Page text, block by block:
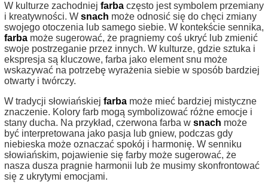
W kulturze zachodniej farba często jest symbolem przemiany
i kreatywności. W snach może odnosić się do chęci zmiany
swojego otoczenia lub samego siebie. W kontekście sennika,
farba może sugerować, że pragniemy coś ukryć lub zmienić
swoje postrzeganie przez innych. W kulturze, gdzie sztuka i
ekspresja są kluczowe, farba jako element snu może
wskazywać na potrzebę wyrażenia siebie w sposób bardziej
otwarty i twórczy.
W tradycji słowiańskiej farba może mieć bardziej mistyczne
znaczenie. Kolory farb mogą symbolizować różne emocje i
stany ducha. Na przykład, czerwona farba w snach może
być interpretowana jako pasja lub gniew, podczas gdy
niebieska może oznaczać spokój i harmonię. W senniku
słowiańskim, pojawienie się farby może sugerować, że
nasza dusza pragnie harmonii lub że musimy skonfrontować
się z ukrytymi emocjami.